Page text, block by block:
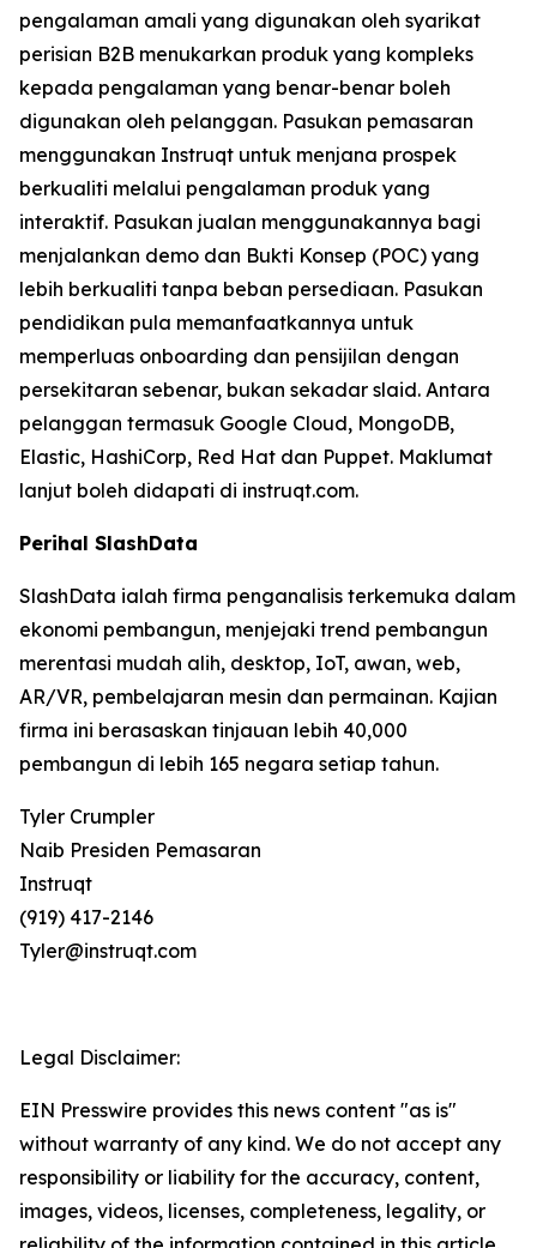
pengalaman amali yang digunakan oleh syarikat
perisian B2B menukarkan produk yang kompleks
kepada pengalaman yang benar-benar boleh
digunakan oleh pelanggan. Pasukan pemasaran
menggunakan Instruqt untuk menjana prospek
berkualiti melalui pengalaman produk yang
interaktif. Pasukan jualan menggunakannya bagi
menjalankan demo dan Bukti Konsep (POC) yang
lebih berkualiti tanpa beban persediaan. Pasukan
pendidikan pula memanfaatkannya untuk
memperluas onboarding dan pensijilan dengan
persekitaran sebenar, bukan sekadar slaid. Antara
pelanggan termasuk Google Cloud, MongoDB,
Elastic, HashiCorp, Red Hat dan Puppet. Maklumat
lanjut boleh didapati di instruqt.com.
Perihal SlashData
SlashData ialah firma penganalisis terkemuka dalam
ekonomi pembangun, menjejaki trend pembangun
merentasi mudah alih, desktop, IoT, awan, web,
AR/VR, pembelajaran mesin dan permainan. Kajian
firma ini berasaskan tinjauan lebih 40,000
pembangun di lebih 165 negara setiap tahun.
Tyler Crumpler
Naib Presiden Pemasaran
Instruqt
(919) 417-2146
Tyler@instruqt.com
Legal Disclaimer:
EIN Presswire provides this news content "as is"
without warranty of any kind. We do not accept any
responsibility or liability for the accuracy, content,
images, videos, licenses, completeness, legality, or